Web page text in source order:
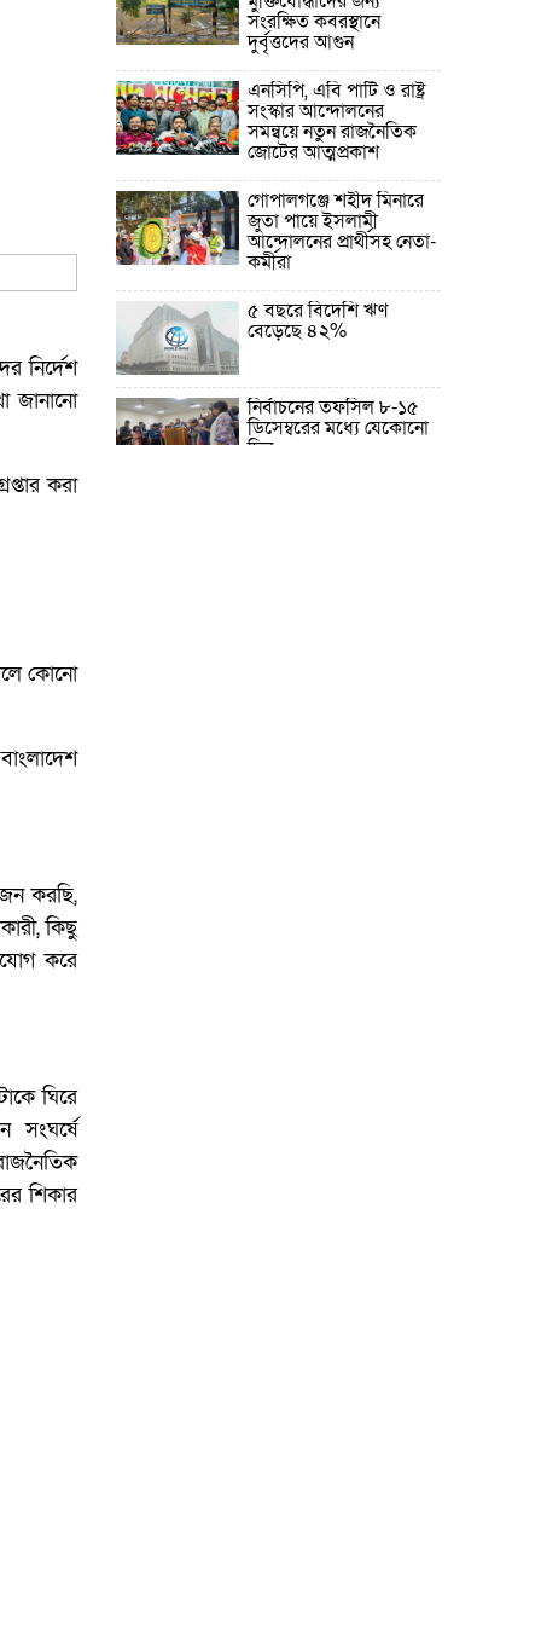
নির্দেশ
জানানো
করা
কোনো
করছি,
কিছু
করে
ঘিরে
সংঘর্ষে
শিকার
সংরক্ষিত কবরস্থানে
দুর্বৃত্তদের আগুন
এনসিপি, এবি পার্টি ও রাষ্ট্র
সংস্কার আন্দোলনের
সমন্বয়ে নতুন রাজনৈতিক
জোটের আত্মপ্রকাশ
গোপালগঞ্জে শহীদ মিনারে
জুতা পায়ে ইসলামী
আন্দোলনের প্রার্থীসহ নেতা-
কর্মীরা
৫ বছরে বিদেশি ঋণ
বেড়েছে ৪২%
নির্বাচনের তফসিল ৮-১৫
ডিসেম্বরের মধ্যে যেকোনো
দিন